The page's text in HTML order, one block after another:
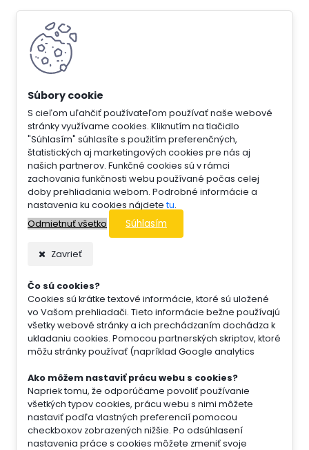
S cieľom uľahčiť používateľom používať naše webové
stránky využívame cookies. Kliknutím na tlačidlo
"Súhlasím" súhlasíte s použitím preferenčných,
štatistických aj marketingových cookies pre nás aj
našich partnerov. Funkčné cookies sú v rámci
zachovania funkčnosti webu používané počas celej
doby prehliadania webom. Podrobné informácie a
nastavenia ku cookies nájdete tu.
Odmietnuť všetko
Súhlasím
Zavrieť
Čo sú cookies?
Cookies sú krátke textové informácie, ktoré sú uložené
vo Vašom prehliadači. Tieto informácie bežne používajú
všetky webové stránky a ich prechádzaním dochádza k
ukladaniu cookies. Pomocou partnerských skriptov, ktoré
môžu stránky používať (napríklad Google analytics
Ako môžem nastaviť prácu webu s cookies?
Napriek tomu, že odporúčame povoliť používanie
všetkých typov cookies, prácu webu s nimi môžete
nastaviť podľa vlastných preferencií pomocou
checkboxov zobrazených nižšie. Po odsúhlasení
nastavenia práce s cookies môžete zmeniť svoje